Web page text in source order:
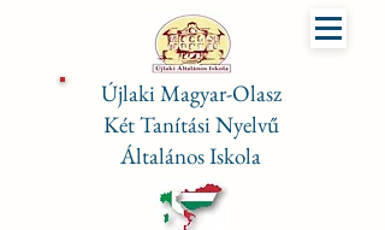
Újlaki Magyar-Olasz
Két Tanítási Nyelvű
Általános Iskola